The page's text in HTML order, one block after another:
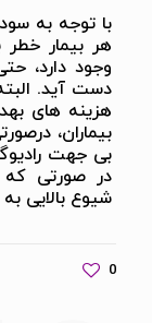
با توجه به
هر بیمار خطر
وجود دارد،
دست آید.
هزینه های
بیماران،
بی جهت
در صورتی که
شیوع بالایی
0